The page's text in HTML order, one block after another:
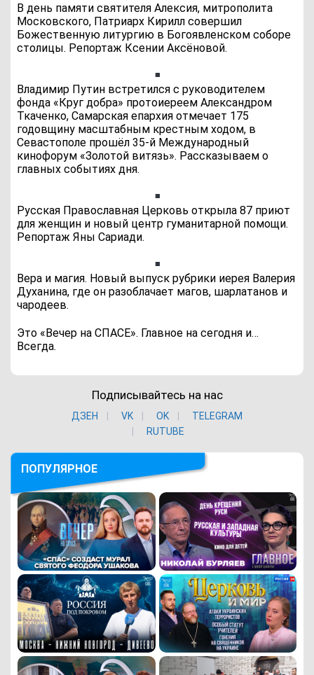
В день памяти святителя Алексия, митрополита
Московского, Патриарх Кирилл совершил
Божественную литургию в Богоявленском соборе
столицы. Репортаж Ксении Аксёновой.
Владимир Путин встретился с руководителем
фонда «Круг добра» протоиереем Александром
Ткаченко, Самарская епархия отмечает 175
годовщину масштабным крестным ходом, в
Севастополе прошёл 35-й Международный
кинофорум «Золотой витязь». Рассказываем о
главных событиях дня.
Русская Православная Церковь открыла 87 приют
для женщин и новый центр гуманитарной помощи.
Репортаж Яны Сариади.
Вера и магия. Новый выпуск рубрики иерея Валерия
Духанина, где он разоблачает магов, шарлатанов и
чародеев.
Это «Вечер на СПАСЕ». Главное на сегодня и…
Всегда.
Подписывайтесь на нас
ДЗЕН VK ОK
TELEGRAM
RUTUBE
ПОПУЛЯРНОЕ